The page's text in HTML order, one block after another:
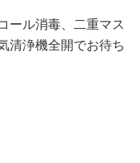
ール消毒、二重マス
清浄機全開でお待ち